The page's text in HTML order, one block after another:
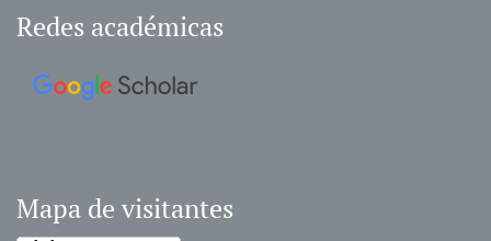
Redes académicas
Mapa de visitantes